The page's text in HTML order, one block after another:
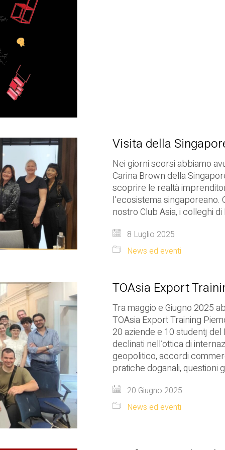
Visita della
Nei giorni scorsi abbiamo
Carina Brown della
scoprire le realtà
l’ecosistema singaporeano.
nostro Club Asia, i colleghi
8 Luglio 2025
News ed eventi
TOAsia Export
Tra maggio e Giugno 2025
TOAsia Export Training
20 aziende e 10 studentj
declinati nell’ottica di
geopolitico, accordi
pratiche doganali, questioni
20 Giugno 2025
News ed eventi